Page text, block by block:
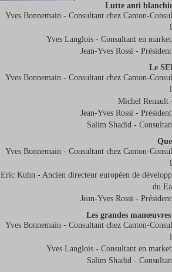
Lutte anti
Yves Bonnemain - Consultant chez Canton-
Yves Langlois - Consultant en
Jean-Yves Rossi -
Le
Yves Bonnemain - Consultant chez Canton-
Michel Renault
Jean-Yves Rossi -
Salim Shadid -
Yves Bonnemain - Consultant chez Canton-
Eric Kuhn - Ancien directeur européen de
du
Jean-Yves Rossi -
Les grandes
Yves Bonnemain - Consultant chez Canton-
Yves Langlois - Consultant en
Salim Shadid -